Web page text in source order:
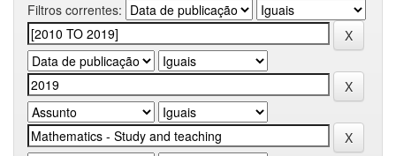
Filtros correntes: